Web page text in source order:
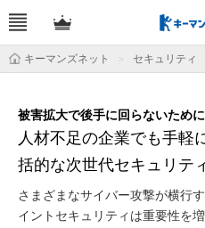
キーマンズネット セキュリティ
人材不足の企業でも手軽
括的な次世代セキュリテ
被害拡大で後手に回らないために
さまざまなサイバー攻撃が横行
イントセキュリティは重要性を